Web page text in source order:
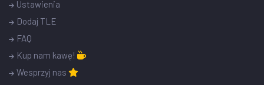
Ustawienia
Dodaj TLE
FAQ
Kup nam kawę!
Wesprzyj nas